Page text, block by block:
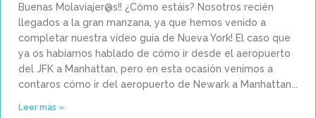
Buenas Molaviajer@s!! ¿Cómo estáis? Nosotros recién
llegados a la gran manzana, ya que hemos venido a
completar nuestra vídeo guía de Nueva York! El caso que
ya os habíamos hablado de cómo ir desde el aeropuerto
del JFK a Manhattan, pero en esta ocasión venimos a
contaros cómo ir del aeropuerto de Newark a Manhattan
Leer más »